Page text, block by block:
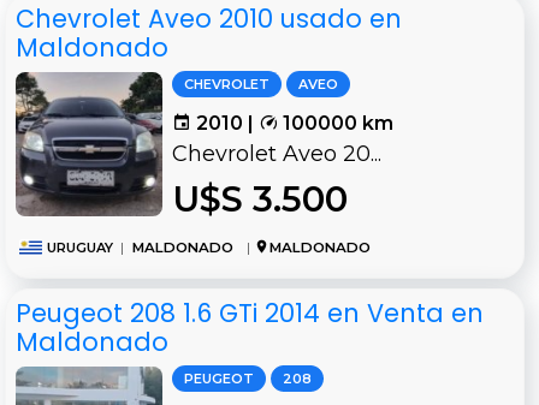
Chevrolet Aveo 2010 usado en
Maldonado
CHEVROLET AVEO
2010 | 100000 km
Chevrolet Aveo 20...
U$S 3.500
URUGUAY | MALDONADO | MALDONADO
Peugeot 208 1.6 GTi 2014 en Venta en
Maldonado
PEUGEOT 208